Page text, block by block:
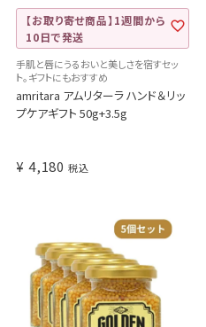
【お取り寄せ商品】1週間から
10日で発送
手肌と唇にうるおいと美しさを宿すセッ
ト。ギフトにもおすすめ
amritara アムリターラ ハンド＆リッ
プケアギフト 50g+3.5g
¥ 4,180 税込